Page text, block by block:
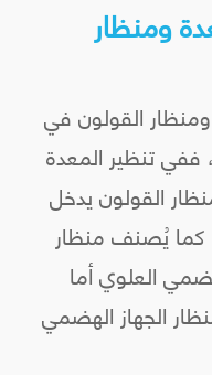
ومنظار
القولون في
ففي تنظير المعدة
القولون يدخل
كما يُصنف منظار
العلوي أما
الجهاز الهضمي